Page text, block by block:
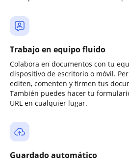
Trabajo en equipo fluido
Colabora en documentos con tu
dispositivo de escritorio o móvil.
editen, comenten y firmen tus
También puedes hacer tu
URL en cualquier lugar.
Guardado automático